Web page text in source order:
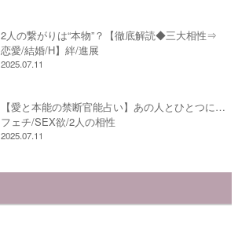
2人の繋がりは“本物”？【徹底解読◆三大相性⇒
恋愛/結婚/H】絆/進展
2025.07.11
【愛と本能の禁断官能占い】あの人とひとつに…
フェチ/SEX欲/2人の相性
2025.07.11